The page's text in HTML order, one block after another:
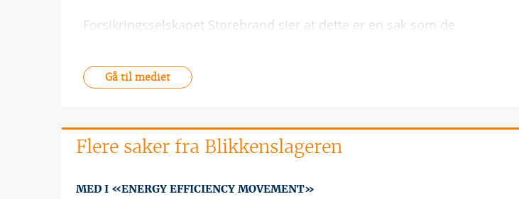
Forsikringsselskapet Storebrand sier at dette er en sak som de
Gå til mediet
Flere saker fra Blikkenslageren
MED I «ENERGY EFFICIENCY MOVEMENT»